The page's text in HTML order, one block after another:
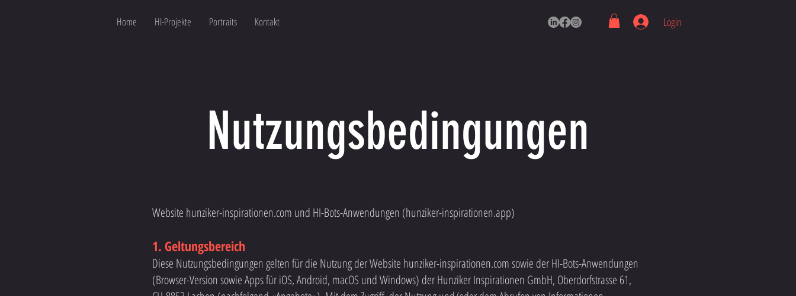
Home HI-Projekte Portraits Kontakt Login
Nutzungsbedingungen
Website hunziker-inspirationen.com und HI-Bots-Anwendungen (hunziker-inspirationen.app)
1. Geltungsbereich
Diese Nutzungsbedingungen gelten für die Nutzung der Website hunziker-inspirationen.com sowie der HI-Bots-Anwendungen
(Browser-Version sowie Apps für iOS, Android, macOS und Windows) der Hunziker Inspirationen GmbH, Oberdorfstrasse 61,